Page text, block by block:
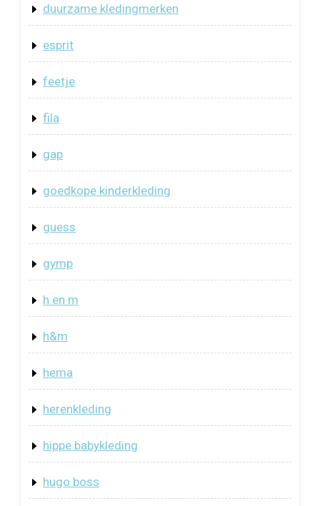
duurzame kledingmerken
esprit
feetje
fila
gap
goedkope kinderkleding
guess
gymp
h en m
h&m
hema
herenkleding
hippe babykleding
hugo boss